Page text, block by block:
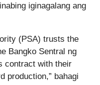
iginagalang ang
(PSA) trusts the
Bangko Sentral ng
contract with their
production,” bahagi